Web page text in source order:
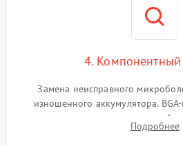
4.
Замена неисправного
изношенного аккумулятора.
контроллеров на материнской
разъемов и кнопок, замена
Подробнее